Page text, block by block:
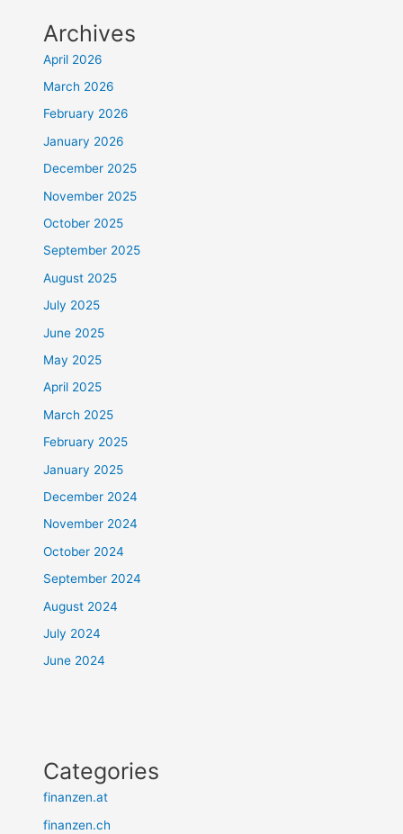
Archives
April 2026
March 2026
February 2026
January 2026
December 2025
November 2025
October 2025
September 2025
August 2025
July 2025
June 2025
May 2025
April 2025
March 2025
February 2025
January 2025
December 2024
November 2024
October 2024
September 2024
August 2024
July 2024
June 2024
Categories
finanzen.at
finanzen.ch